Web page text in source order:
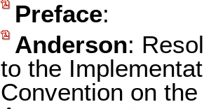
Preface:
Anderson:
to the
Convention on